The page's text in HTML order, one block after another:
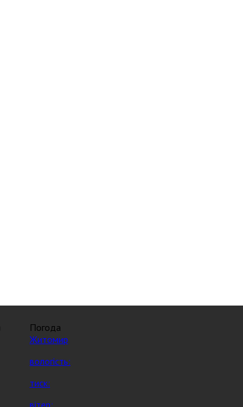
Погода
Житомир
вологість:
тиск:
вітер: